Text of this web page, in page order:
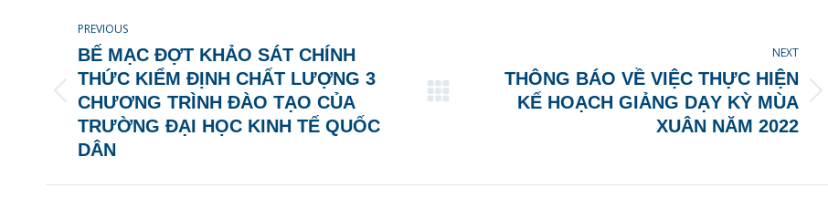
NAVIGATION
PREVIOUS
Previous
post:
BẾ MẠC ĐỢT KHẢO SÁT CHÍNH
THỨC KIỂM ĐỊNH CHẤT LƯỢNG 3
CHƯƠNG TRÌNH ĐÀO TẠO CỦA
TRƯỜNG ĐẠI HỌC KINH TẾ QUỐC
DÂN
NEXT
THÔNG BÁO VỀ VIỆC THỰC HIỆN
KẾ HOẠCH GIẢNG DẠY KỲ MÙA
XUÂN NĂM 2022